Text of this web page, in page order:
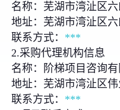
名称：芜湖市湾沚区
地址：芜湖市湾沚区
联系方式： ***
2.采购代理机构信息
名称：阶梯项目咨询有
地址：芜湖市湾沚区伟
联系方式： ***